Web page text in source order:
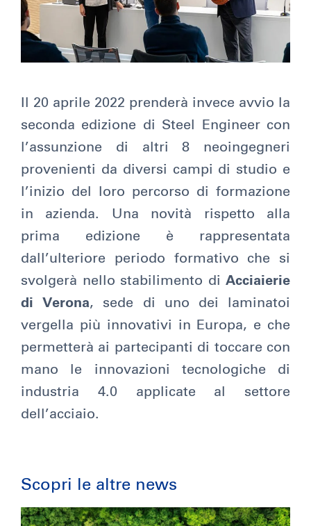
Il 20 aprile 2022 prenderà invece avvio la
seconda edizione di Steel Engineer con
l’assunzione di altri 8 neoingegneri
provenienti da diversi campi di studio e
l’inizio del loro percorso di formazione
in azienda. Una novità rispetto alla
prima edizione è rappresentata
dall’ulteriore periodo formativo che si
svolgerà nello stabilimento di Acciaierie
di Verona, sede di uno dei laminatoi
vergella più innovativi in Europa, e che
permetterà ai partecipanti di toccare con
mano le innovazioni tecnologiche di
industria 4.0 applicate al settore
dell’acciaio.
Scopri le altre news